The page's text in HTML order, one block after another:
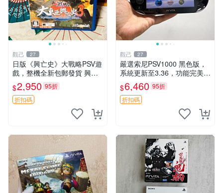
觀己 27
日版《興亡史》大戰略PSV遊
戲，整機全新包郵發貨 興亡
史 大戰略 PSV 日版 游戲機
$2,950 95折
折扣碼
觀己 27
嚴選索尼PSV1000 黑色版，
系統更新至3.36，功能完美屏
幕清晰，附贈原裝充電線。全
新未拆封，內存卡另售。 PS
V1000 PSV 紅包版
$6,460 95折
折扣碼